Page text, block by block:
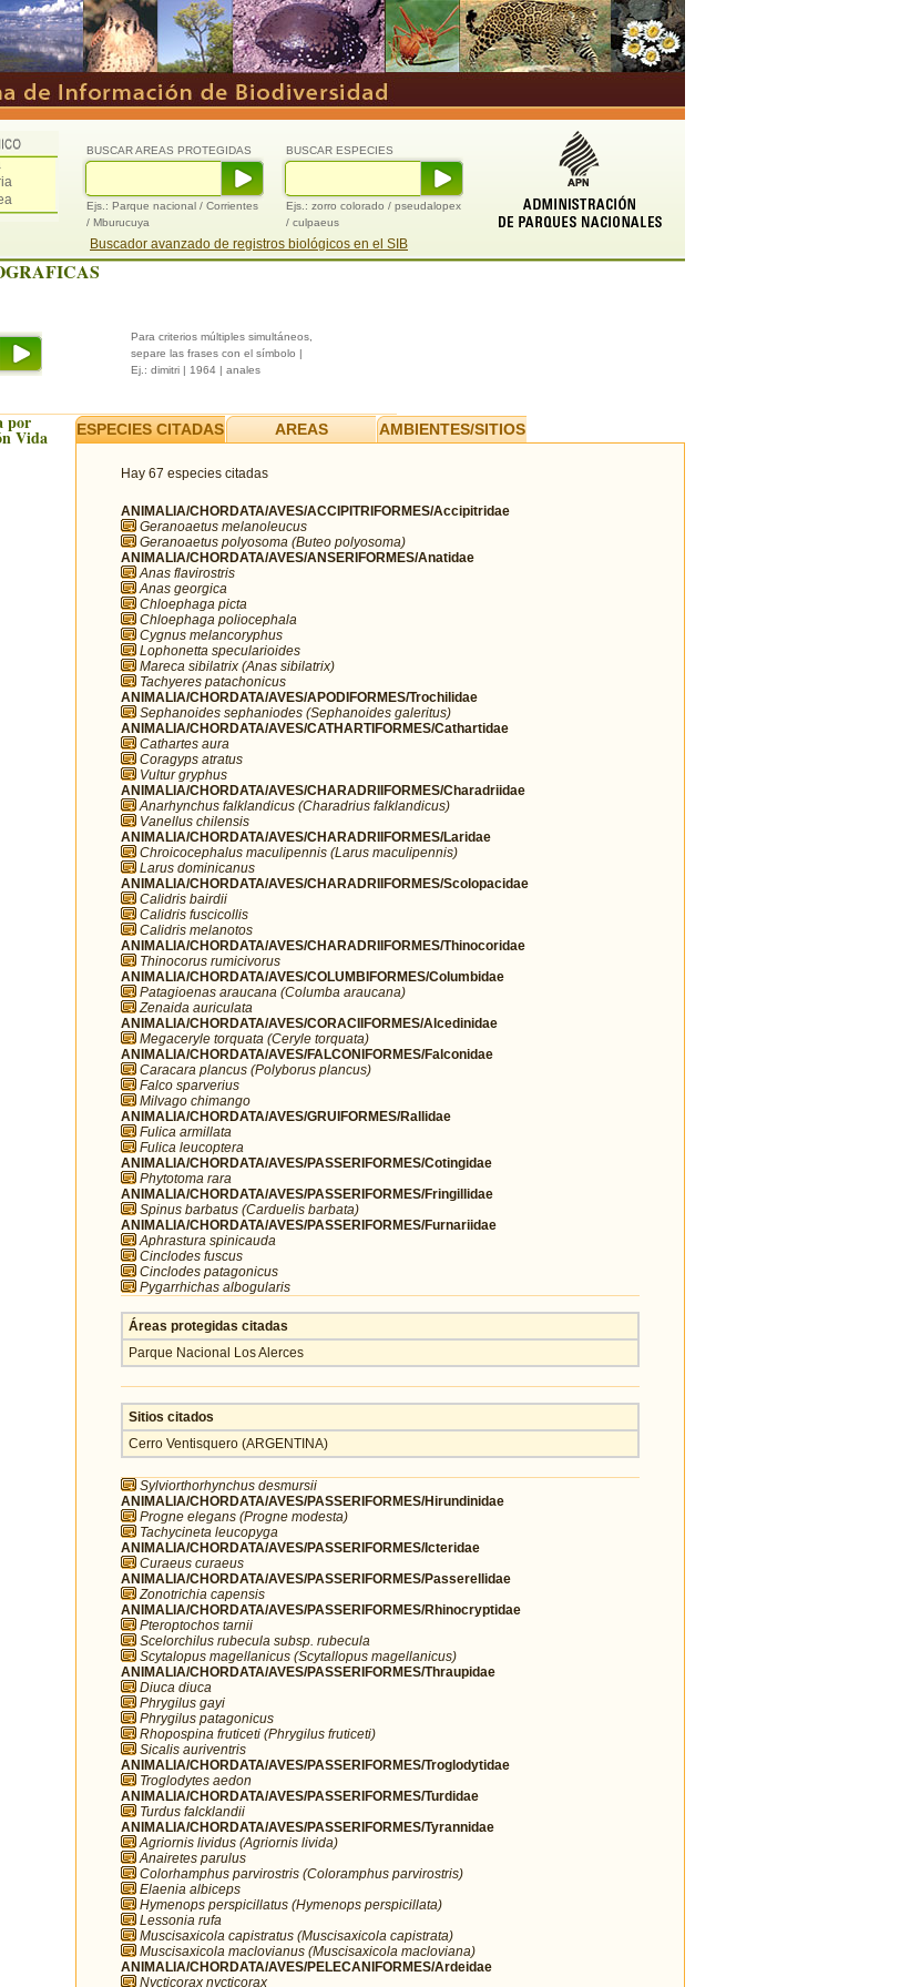
BUSCAR ESPECIES
Ejs.: zorro colorado / pseudalopex
/ culpaeus
BUSCAR AREAS PROTEGIDAS
Ejs.: Parque nacional / Corrientes
/ Mburucuya
Buscador avanzado de registros biológicos en el SIB
Para criterios múltiples simultáneos,
separe las frases con el símbolo |
Ej.: dimitri | 1964 | anales
por
Vida ESPECIES CITADAS AREAS AMBIENTES/SITIOS
Hay 67 especies citadas
ANIMALIA/CHORDATA/AVES/ACCIPITRIFORMES/Accipitridae
Geranoaetus melanoleucus
Geranoaetus polyosoma (Buteo polyosoma)
ANIMALIA/CHORDATA/AVES/ANSERIFORMES/Anatidae
Anas flavirostris
Anas georgica
Chloephaga picta
Chloephaga poliocephala
Cygnus melancoryphus
Lophonetta specularioides
Mareca sibilatrix (Anas sibilatrix)
Tachyeres patachonicus
ANIMALIA/CHORDATA/AVES/APODIFORMES/Trochilidae
Sephanoides sephaniodes (Sephanoides galeritus)
ANIMALIA/CHORDATA/AVES/CATHARTIFORMES/Cathartidae
Cathartes aura
Coragyps atratus
Vultur gryphus
ANIMALIA/CHORDATA/AVES/CHARADRIIFORMES/Charadriidae
Anarhynchus falklandicus (Charadrius falklandicus)
Vanellus chilensis
ANIMALIA/CHORDATA/AVES/CHARADRIIFORMES/Laridae
Chroicocephalus maculipennis (Larus maculipennis)
Larus dominicanus
ANIMALIA/CHORDATA/AVES/CHARADRIIFORMES/Scolopacidae
Calidris bairdii
Calidris fuscicollis
Calidris melanotos
ANIMALIA/CHORDATA/AVES/CHARADRIIFORMES/Thinocoridae
Thinocorus rumicivorus
ANIMALIA/CHORDATA/AVES/COLUMBIFORMES/Columbidae
Patagioenas araucana (Columba araucana)
Zenaida auriculata
ANIMALIA/CHORDATA/AVES/CORACIIFORMES/Alcedinidae
Megaceryle torquata (Ceryle torquata)
ANIMALIA/CHORDATA/AVES/FALCONIFORMES/Falconidae
Caracara plancus (Polyborus plancus)
Falco sparverius
Milvago chimango
ANIMALIA/CHORDATA/AVES/GRUIFORMES/Rallidae
Fulica armillata
Fulica leucoptera
ANIMALIA/CHORDATA/AVES/PASSERIFORMES/Cotingidae
Phytotoma rara
ANIMALIA/CHORDATA/AVES/PASSERIFORMES/Fringillidae
Spinus barbatus (Carduelis barbata)
ANIMALIA/CHORDATA/AVES/PASSERIFORMES/Furnariidae
Aphrastura spinicauda
Cinclodes fuscus
Cinclodes patagonicus
Pygarrhichas albogularis
Áreas protegidas citadas
Parque Nacional Los Alerces
Sitios citados
Cerro Ventisquero (ARGENTINA)
Sylviorthorhynchus desmursii
ANIMALIA/CHORDATA/AVES/PASSERIFORMES/Hirundinidae
Progne elegans (Progne modesta)
Tachycineta leucopyga
ANIMALIA/CHORDATA/AVES/PASSERIFORMES/Icteridae
Curaeus curaeus
ANIMALIA/CHORDATA/AVES/PASSERIFORMES/Passerellidae
Zonotrichia capensis
ANIMALIA/CHORDATA/AVES/PASSERIFORMES/Rhinocryptidae
Pteroptochos tarnii
Scelorchilus rubecula subsp. rubecula
Scytalopus magellanicus (Scytallopus magellanicus)
ANIMALIA/CHORDATA/AVES/PASSERIFORMES/Thraupidae
Diuca diuca
Phrygilus gayi
Phrygilus patagonicus
Rhopospina fruticeti (Phrygilus fruticeti)
Sicalis auriventris
ANIMALIA/CHORDATA/AVES/PASSERIFORMES/Troglodytidae
Troglodytes aedon
ANIMALIA/CHORDATA/AVES/PASSERIFORMES/Turdidae
Turdus falcklandii
ANIMALIA/CHORDATA/AVES/PASSERIFORMES/Tyrannidae
Agriornis lividus (Agriornis livida)
Anairetes parulus
Colorhamphus parvirostris (Coloramphus parvirostris)
Elaenia albiceps
Hymenops perspicillatus (Hymenops perspicillata)
Lessonia rufa
Muscisaxicola capistratus (Muscisaxicola capistrata)
Muscisaxicola maclovianus (Muscisaxicola macloviana)
ANIMALIA/CHORDATA/AVES/PELECANIFORMES/Ardeidae
Nycticorax nycticorax